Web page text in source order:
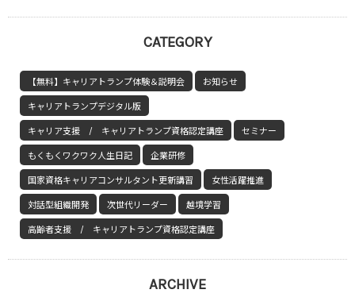
CATEGORY
【無料】キャリアトランプ体験＆説明会 お知らせ
キャリアトランプデジタル版
キャリア支援 / キャリアトランプ資格認定講座 セミナー
もくもくワクワク人生日記 企業研修
国家資格キャリアコンサルタント更新講習 女性活躍推進
対話型組織開発 次世代リーダー 越境学習
高齢者支援 / キャリアトランプ資格認定講座
ARCHIVE